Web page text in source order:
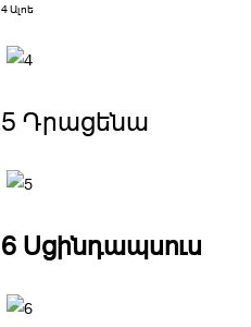
4 Ալոե
5 Դրացենա
6 Սցինդապսուս